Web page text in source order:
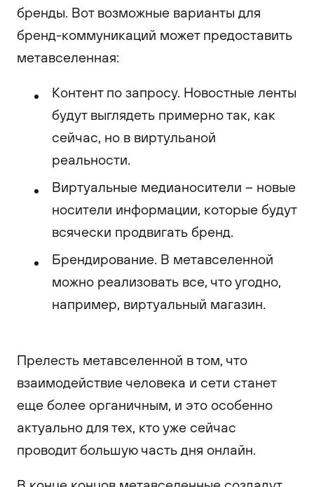
бренды. Вот возможные варианты для
бренд-коммуникаций может предоставить
метавселенная:
Контент по запросу. Новостные ленты
будут выглядеть примерно так, как
сейчас, но в виртульаной
реальности.
Виртуальные медианосители – новые
носители информации, которые будут
всячески продвигать бренд.
Брендирование. В метавселенной
можно реализовать все, что угодно,
например, виртуальный магазин.
Прелесть метавселенной в том, что
взаимодействие человека и сети станет
еще более органичным, и это особенно
актуально для тех, кто уже сейчас
проводит большую часть дня онлайн.